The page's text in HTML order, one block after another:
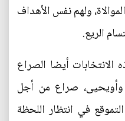
ولهم نفس الأهداف
الريع.
أيضا الصراع
صراع من أجل
في انتظار اللحظة